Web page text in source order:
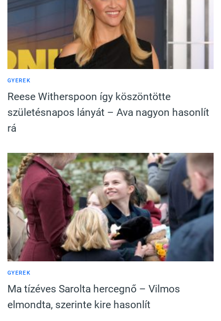
GYEREK
Reese Witherspoon így köszöntötte
születésnapos lányát – Ava nagyon hasonlít
rá
GYEREK
Ma tízéves Sarolta hercegnő – Vilmos
elmondta, szerinte kire hasonlít